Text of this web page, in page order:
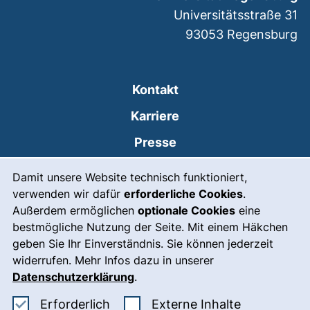
Damit unsere Website technisch funktioniert,
verwenden wir dafür erforderliche Cookies.
Außerdem ermöglichen optionale Cookies eine
bestmögliche Nutzung der Seite. Mit einem Häkchen
geben Sie Ihr Einverständnis. Sie können jederzeit
widerrufen. Mehr Infos dazu in unserer
Datenschutzerklärung.
Erforderlich Erforderliche Cookies akzeptieren
Externe Inhalte: Externe
Kontakt
Karriere
Presse
Leichte Sprache
Gebärdensprache
Notfall(externer Link, öffnet
Impressum
Barrierefreiheit
Universitätsstraße 31
93053 Regensburg